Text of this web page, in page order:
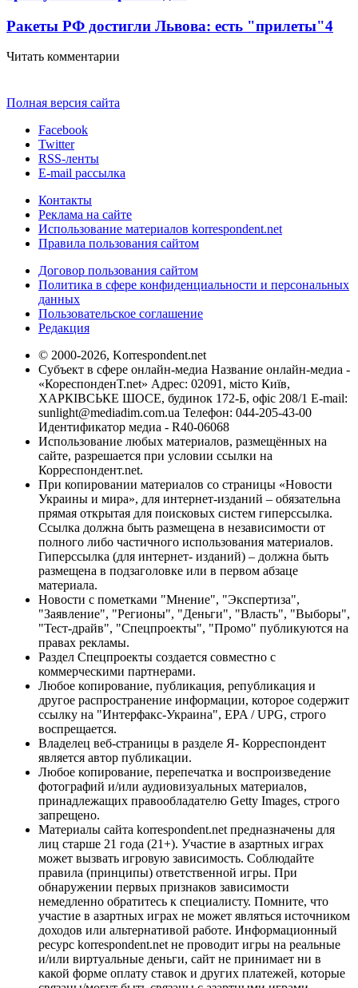
Ракеты РФ достигли Львова: есть "прилеты"4
Читать комментарии
Полная версия сайта
Facebook
Twitter
RSS-ленты
E-mail рассылка
Контакты
Реклама на сайте
Использование материалов korrespondent.net
Правила пользования сайтом
Договор пользования сайтом
Политика в сфере конфиденциальности и персональных
данных
Пользовательское соглашение
Редакция
© 2000-2026, Korrespondent.net
Субъект в сфере онлайн-медиа Название онлайн-медиа -
«КореспонденТ.net» Адрес: 02091, місто Київ,
ХАРКІВСЬКЕ ШОСЕ, будинок 172-Б, офіс 208/1 E-mail:
sunlight@mediadim.com.ua Телефон: 044-205-43-00
Идентификатор медиа - R40-06068
Использование любых материалов, размещённых на
сайте, разрешается при условии ссылки на
Корреспондент.net.
При копировании материалов со страницы «Новости
Украины и мира», для интернет-изданий – обязательна
прямая открытая для поисковых систем гиперссылка.
Ссылка должна быть размещена в независимости от
полного либо частичного использования материалов.
Гиперссылка (для интернет- изданий) – должна быть
размещена в подзаголовке или в первом абзаце
материала.
Новости с пометками "Мнение", "Экспертиза",
"Заявление", "Регионы", "Деньги", "Власть", "Выборы",
"Тест-драйв", "Спецпроекты", "Промо" публикуются на
правах рекламы.
Раздел Спецпроекты создается совместно с
коммерческими партнерами.
Любое копирование, публикация, републикация и
другое распространение информации, которое содержит
ссылку на "Интерфакс-Украина", EPA / UPG, строго
воспрещается.
Владелец веб-страницы в разделе Я- Корреспондент
является автор публикации.
Любое копирование, перепечатка и воспроизведение
фотографий и/или аудиовизуальных материалов,
принадлежащих правообладателю Getty Images, строго
запрещено.
Материалы сайта korrespondent.net предназначены для
лиц старше 21 года (21+). Участие в азартных играх
может вызвать игровую зависимость. Соблюдайте
правила (принципы) ответственной игры. При
обнаружении первых признаков зависимости
немедленно обратитесь к специалисту. Помните, что
участие в азартных играх не может являться источником
доходов или альтернативой работе. Информационный
ресурс korrespondent.net не проводит игры на реальные
и/или виртуальные деньги, сайт не принимает ни в
какой форме оплату ставок и других платежей, которые